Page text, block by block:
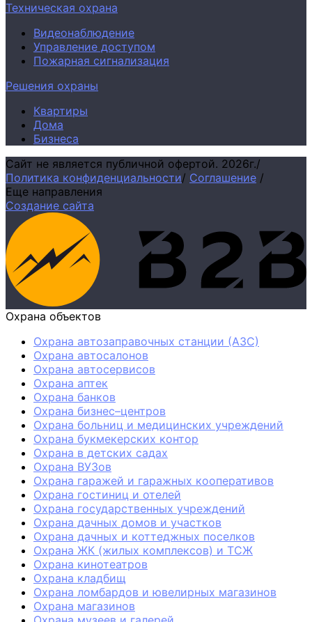
Техническая охрана
Видеонаблюдение
Управление доступом
Пожарная сигнализация
Решения охраны
Квартиры
Дома
Бизнеса
Сайт не является публичной офертой. 2026г./
Политика конфиденциальности/ Соглашение /
Еще направления
Создание сайта
Охрана объектов
Охрана автозаправочных станции (АЗС)
Охрана автосалонов
Охрана автосервисов
Охрана аптек
Охрана банков
Охрана бизнес–центров
Охрана больниц и медицинских учреждений
Охрана букмекерских контор
Охрана в детских садах
Охрана ВУЗов
Охрана гаражей и гаражных кооперативов
Охрана гостиниц и отелей
Охрана государственных учреждений
Охрана дачных домов и участков
Охрана дачных и коттеджных поселков
Охрана ЖК (жилых комплексов) и ТСЖ
Охрана кинотеатров
Охрана кладбищ
Охрана ломбардов и ювелирных магазинов
Охрана магазинов